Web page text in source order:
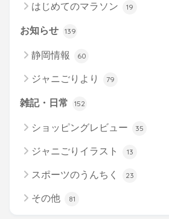
はじめてのマラソン 19
お知らせ 139
静岡情報 60
ジャニごりより 79
雑記・日常 152
ショッピングレビュー 35
ジャニごりイラスト 13
スポーツのうんちく 23
その他 81